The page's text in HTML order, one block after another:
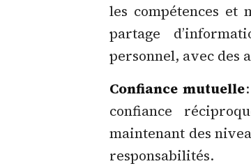
les compétences et
partage
personnel, avec des
Confiance mutuelle
confiance
maintenant des
responsabilités.